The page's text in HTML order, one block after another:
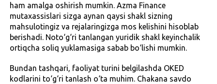
ham amalga oshirish mumkin. Azma Finance
mutaxassislari sizga aynan qaysi shakl sizning
mahsulotingiz va rejalaringizga mos kelishini hisoblab
berishadi. Noto‘g‘ri tanlangan yuridik shakl keyinchalik
ortiqcha soliq yuklamasiga sabab bo‘lishi mumkin.
Bundan tashqari, faoliyat turini belgilashda OKED
kodlarini to‘g‘ri tanlash o‘ta muhim. Chakana savdo